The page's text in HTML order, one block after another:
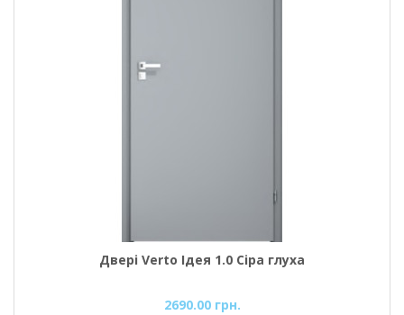
Двері Verto Ідея 1.0 Сіра глуха
2690.00 грн.